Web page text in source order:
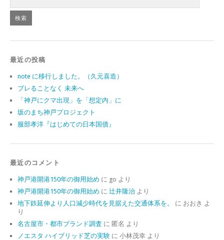
最近の投稿
note に移行しました。（久元喜造）
ブレることなく 未来へ
「神戸にクマ出現」を「想定内」に
坂のまち神戸プロジェクト
服部孝洋『はじめての日本国債』
最近のコメント
神戸港開港150年の御用始め に go より
神戸港開港150年の御用始め に 辻井隆治 より
地下鉄延伸より人口減少時代を見据えた交通体系を。
に おおき よ
り
名古屋市・都市ブランド調査 に 匿名 より
ノエスタ ハイブリッド芝の実験 に 小林茂幸 より